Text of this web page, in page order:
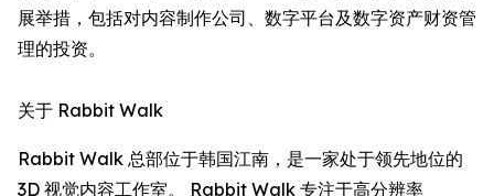
展举措，包括对内容制作公司、数字平台及数字资产财资管
理的投资。
关于 Rabbit Walk
Rabbit Walk 总部位于韩国江南，是一家处于领先地位的
3D 视觉内容工作室。 Rabbit Walk 专注于高分辨率